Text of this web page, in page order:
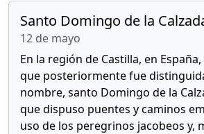
Santo Domingo de la
12 de mayo
En la región de Castilla, en
que posteriormente fue
nombre, santo Domingo de la
que dispuso puentes y caminos
uso de los peregrinos jacobeos y,